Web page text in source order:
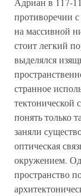
противоречии
на массивной
стоит легкий
выделялся
странное
понять только
заняли
оптическая
окружением.
пространство